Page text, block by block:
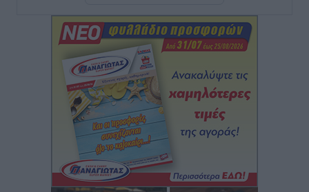
Τοπικές Ειδήσεις• πριν 5 ώρες
Τα φοιτητικά ενοίκια «τινάζουν στον αέρα» τους
οικογενειακούς προϋπολογισμούς
πριν 5 ώρες
Δύο νέοι ξενώνες παραδόθηκαν στις Ένοπλες
Δυνάμεις στη νήσο Ρω
Τοπικές Ειδήσεις• πριν 5 ώρες